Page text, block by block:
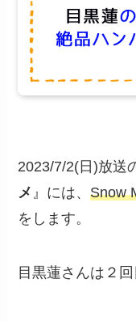
2023/7/2(日)放送
メ 』には、Snow
をします。
目黒蓮さんは２回